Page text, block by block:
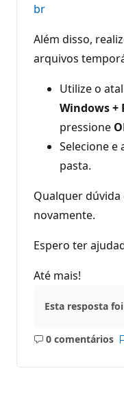
br
Além disso,
arquivos
Utilize o
Windows +
pressione
Selecione e
pasta.
Qualquer
novamente.
Espero ter
Até mais!
Esta resposta
0 comentários
Sem